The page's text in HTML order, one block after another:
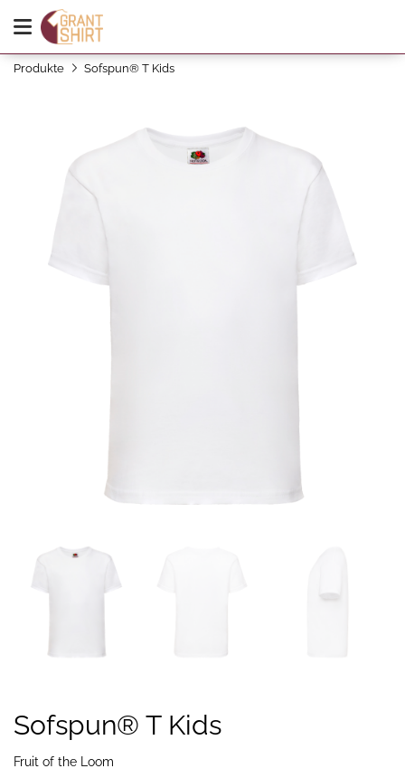
Produkte Sofspun® T Kids
Sofspun® T Kids
Fruit of the Loom